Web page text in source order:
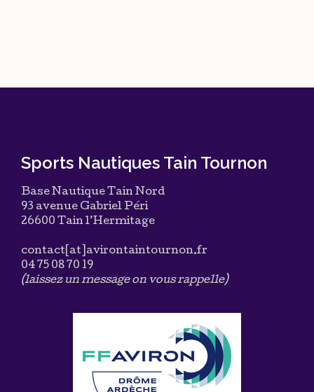
Sports Nautiques Tain Tournon
Base Nautique Tain Nord
93 avenue Gabriel Péri
26600 Tain l’Hermitage
contact[at]avirontaintournon.fr
04 75 08 70 19
(laissez un message on vous rappelle)